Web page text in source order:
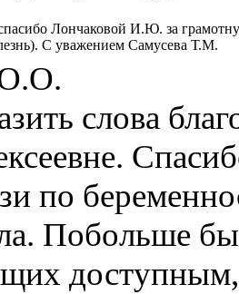
Лончаковой И.Ю. за
С уважением Самусева Т.М.
слова
по
Побольше